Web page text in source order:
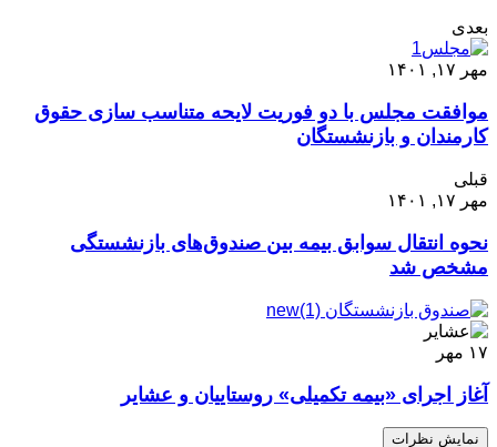
بعدی
مهر ۱۷, ۱۴۰۱
موافقت مجلس با دو فوریت لایحه متناسب سازی حقوق
کارمندان و بازنشستگان
قبلی
مهر ۱۷, ۱۴۰۱
نحوه انتقال سوابق بیمه بین صندوق‌های بازنشستگی
مشخص شد
۱۷ مهر
آغاز اجرای «بیمه تکمیلی» روستاییان و عشایر
نمایش نظرات